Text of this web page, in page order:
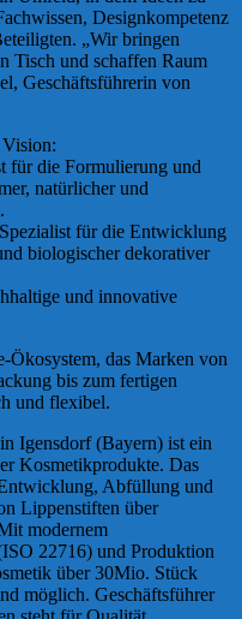
Designkompetenz
„Wir bringen
Tisch und schaffen Raum
Geschäftsführerin von
für die Formulierung und
natürlicher und
für die Entwicklung
biologischer dekorativer
und innovative
Ökosystem, das Marken von
bis zum fertigen
und flexibel.
Igensdorf (Bayern) ist ein
Kosmetikprodukte. Das
Abfüllung und
Lippenstiften über
modernem
22716) und Produktion
über 30Mio. Stück
möglich. Geschäftsführer